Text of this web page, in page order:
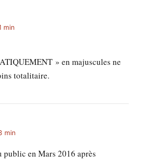
min
» en majuscules ne
totalitaire.
min
en Mars 2016 après